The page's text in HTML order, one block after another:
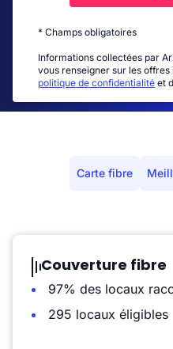
* Champs obligatoires
Informations collectées par
vous renseigner sur les
politique de confidentialité et
Carte fibre
Couverture fibre
97% des locaux
295 locaux éligibles